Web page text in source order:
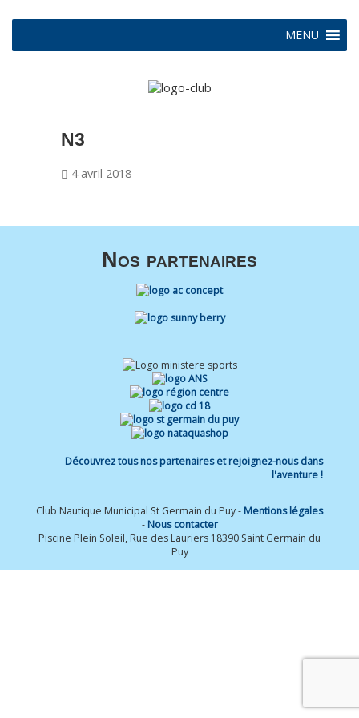
MENU
N3
4 avril 2018
Nos partenaires
Découvrez tous nos partenaires et rejoignez-nous dans
l'aventure !
Club Nautique Municipal St Germain du Puy - Mentions légales
- Nous contacter
Piscine Plein Soleil, Rue des Lauriers 18390 Saint Germain du
Puy